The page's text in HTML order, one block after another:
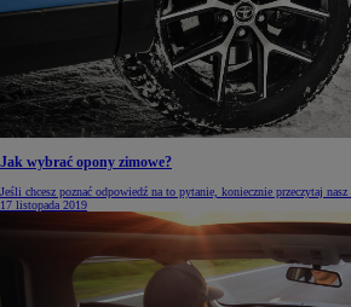
Jak wybrać opony zimowe?
Jeśli chcesz poznać odpowiedź na to pytanie, koniecznie przeczytaj nasz
17 listopada 2019